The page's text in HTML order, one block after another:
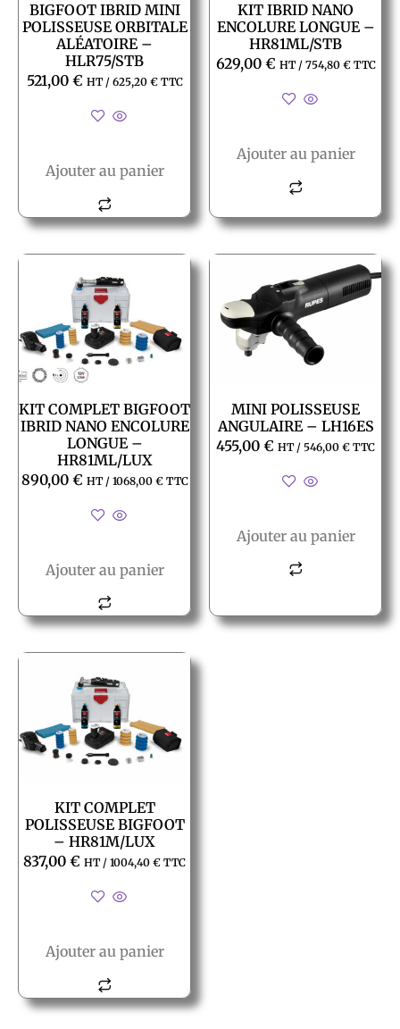
BIGFOOT IBRID MINI
POLISSEUSE ORBITALE
ALÉATOIRE –
HLR75/STB
521,00 € HT / 625,20 €TTC
Ajouter au panier
KIT IBRID NANO
ENCOLURE LONGUE –
HR81ML/STB
629,00 € HT / 754,80 €TTC
Ajouter au panier
KIT COMPLET BIGFOOT
IBRID NANO ENCOLURE
LONGUE –
HR81ML/LUX
890,00 € HT / 1068,00 €TTC
Ajouter au panier
MINI POLISSEUSE
ANGULAIRE – LH16ES
455,00 € HT / 546,00 € TTC
Ajouter au panier
KIT COMPLET
POLISSEUSE BIGFOOT
– HR81M/LUX
837,00 € HT / 1004,40 € TTC
Ajouter au panier